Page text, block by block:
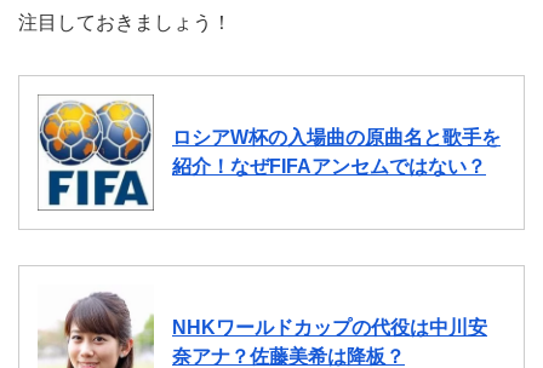
注目しておきましょう！
ロシアW杯の入場曲の原曲名と歌手を
紹介！なぜFIFAアンセムではない？
NHKワールドカップの代役は中川安
奈アナ？佐藤美希は降板？